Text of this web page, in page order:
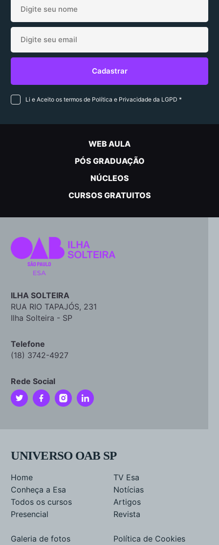
Li e Aceito os termos de Política e Privacidade da LGPD *
WEB AULA
PÓS GRADUAÇÃO
NÚCLEOS
CURSOS GRATUITOS
ILHA SOLTEIRA
RUA RIO TAPAJÓS, 231
Ilha Solteira - SP
Telefone
(18) 3742-4927
Rede Social
UNIVERSO OAB SP
Home
Conheça a Esa
Todos os cursos
Presencial
TV Esa
Notícias
Artigos
Revista
Galeria de fotos Política de Cookies